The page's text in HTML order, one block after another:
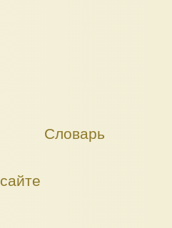
Словарь